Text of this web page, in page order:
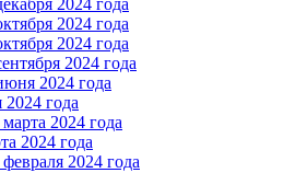
2024 года
2024 года
2024 года
2024 года
года
2024 года
2024 года
2024 года